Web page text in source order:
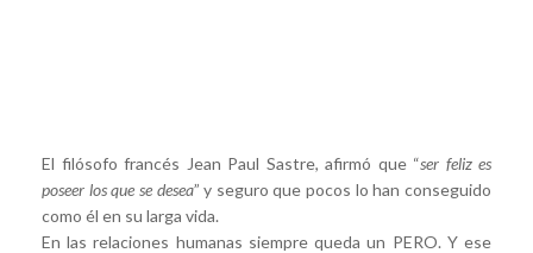
El filósofo francés Jean Paul Sastre, afirmó que “ser feliz es
poseer los que se desea” y seguro que pocos lo han conseguido
como él en su larga vida.
En las relaciones humanas siempre queda un PERO. Y ese